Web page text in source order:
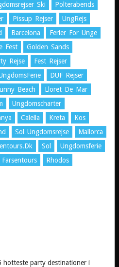
Ski
Polterabends
Pissup Rejser
UngRejs
Barcelona
Ferier For Unge
Fest
Golden Sands
Rejse
Fest Rejser
DUF Rejser
Beach
Lloret De Mar
Ungdomscharter
Calella Kreta
Kos
Sol Ungdomsrejse
Mallorca
Sol
Ungdomsferie
Farsentours
Rhodos
hotteste party destinationer i